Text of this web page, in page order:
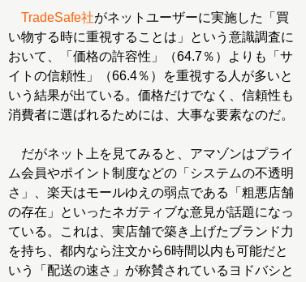
TradeSafe社がネットユーザーに実施した「買
い物する時に重視することは」という意識調査に
おいて、「価格の許容性」（64.7％）よりも「サ
イトの信頼性」（66.4％）を重視する人が多いと
いう結果が出ている。価格だけでなく、信頼性も
消費者に選ばれるためには、大事な要素なのだ。
だがネット上を見てみると、アマゾンはプライ
ム会員やポイント制度などの「システムの不透明
さ」、楽天はモールゆえの弱点である「粗悪店舗
の存在」といったネガティブな意見が話題になっ
ている。これは、実店舗で築き上げたブランド力
を持ち、都内なら注文から6時間以内も可能だと
いう「配送の速さ」が称賛されているヨドバシと